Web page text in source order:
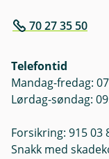
70 27 35 50
Telefontid
Mandag-fredag:
Lørdag-søndag:
Forsikring: 915 03
Snakk med